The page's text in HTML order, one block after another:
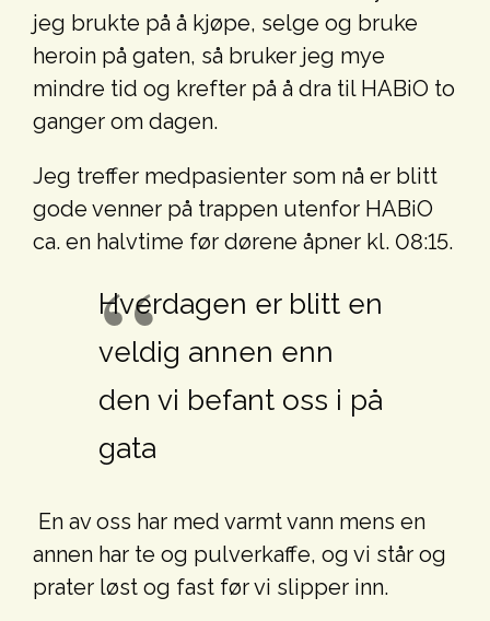
jeg brukte på å kjøpe, selge og bruke
heroin på gaten, så bruker jeg mye
mindre tid og krefter på å dra til HABiO to
ganger om dagen.
Jeg treffer medpasienter som nå er blitt
gode venner på trappen utenfor HABiO
ca. en halvtime før dørene åpner kl. 08:15.
Hverdagen er blitt en
veldig annen enn
den vi befant oss i på
gata
En av oss har med varmt vann mens en
annen har te og pulverkaffe, og vi står og
prater løst og fast før vi slipper inn.